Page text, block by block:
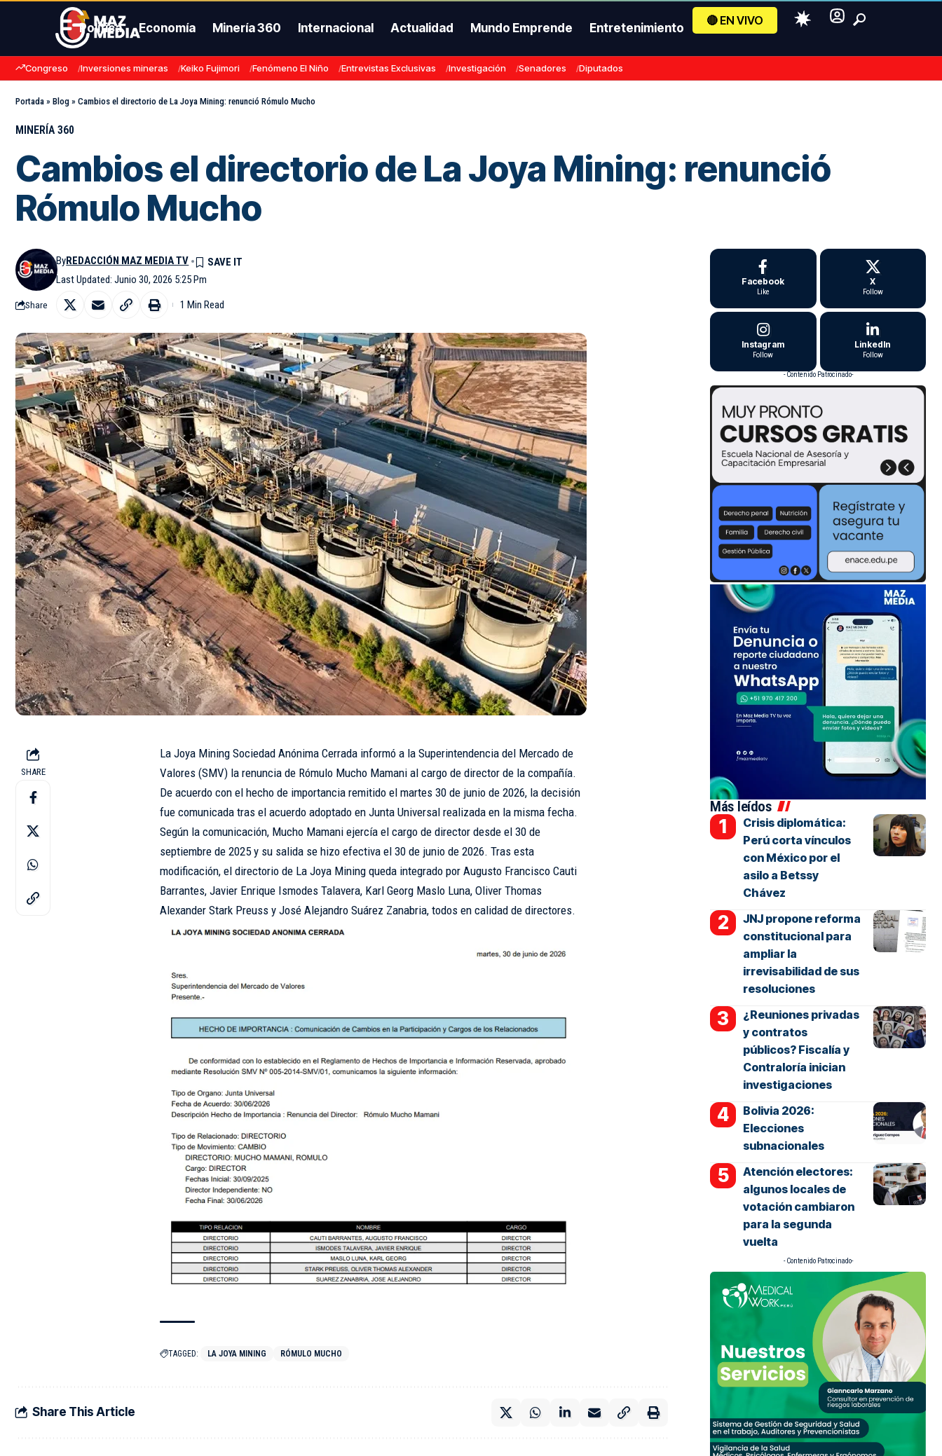
Política Economía Minería 360 Internacional Actualidad Mundo Emprende Entretenimiento
🔴 EN VIVO
Congreso Inversiones mineras Keiko Fujimori Fenómeno El Niño Entrevistas Exclusivas Investigación Senadores Diputados
Portada » Blog » Cambios el directorio de La Joya Mining: renunció Rómulo Mucho
MINERÍA 360
Cambios el directorio de La Joya Mining: renunció
Rómulo Mucho
Last Updated: Junio 30, 2026 5:25 Pm
ByREDACCIÓN MAZ MEDIA TV
Share 1 Min Read
SHARE
La Joya Mining Sociedad Anónima Cerrada informó a la Superintendencia del Mercado de
Valores (SMV) la renuncia de Rómulo Mucho Mamani al cargo de director de la compañía.
De acuerdo con el hecho de importancia remitido el martes 30 de junio de 2026, la decisión
fue comunicada tras el acuerdo adoptado en Junta Universal realizada en la misma fecha.
Según la comunicación, Mucho Mamani ejercía el cargo de director desde el 30 de
septiembre de 2025 y su salida se hizo efectiva el 30 de junio de 2026. Tras esta
modificación, el directorio de La Joya Mining queda integrado por Augusto Francisco Cauti
Barrantes, Javier Enrique Ismodes Talavera, Karl Georg Maslo Luna, Oliver Thomas
Alexander Stark Preuss y José Alejandro Suárez Zanabria, todos en calidad de directores.
TAGGED: LA JOYA MINING RÓMULO MUCHO
Share This Article
Facebook
Like
X
Follow
Instagram
Follow
LinkedIn
Follow
- Contenido Patrocinado-
Más leídos
Crisis diplomática:
Perú corta vínculos
con México por el
asilo a Betssy
Chávez
JNJ propone reforma
constitucional para
ampliar la
irrevisabilidad de sus
resoluciones
¿Reuniones privadas
y contratos
públicos? Fiscalía y
Contraloría inician
investigaciones
Bolivia 2026:
Elecciones
subnacionales
Atención electores:
algunos locales de
votación cambiaron
para la segunda
vuelta
- Contenido Patrocinado-